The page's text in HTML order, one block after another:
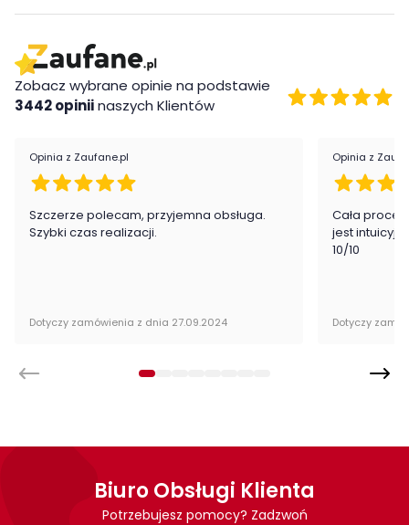
Zobacz wybrane opinie na podstawie
3442 opiniinaszych Klientów
Opinia z Zaufane.pl
Szczerze polecam, przyjemna obsługa.
Szybki czas realizacji.
Dotyczy zamówienia z dnia 27.09.2024
Opinia z
Cała
jest
10/10
Dotyczy
Biuro Obsługi Klienta
Potrzebujesz pomocy? Zadzwoń